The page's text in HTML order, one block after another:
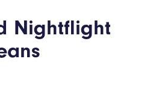
Nightflight